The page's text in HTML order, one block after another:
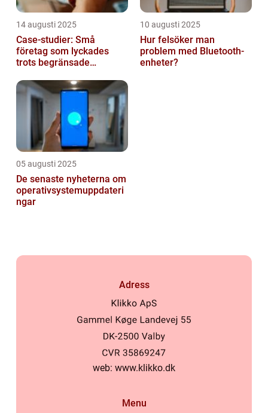
14 augusti 2025
Case-studier: Små
företag som lyckades
trots begränsade
10 augusti 2025
Hur felsöker man
problem med Bluetooth-
enheter?
05 augusti 2025
De senaste nyheterna om
operativsystemuppdateri
ngar
Adress
web: www.klikko.dk
Menu